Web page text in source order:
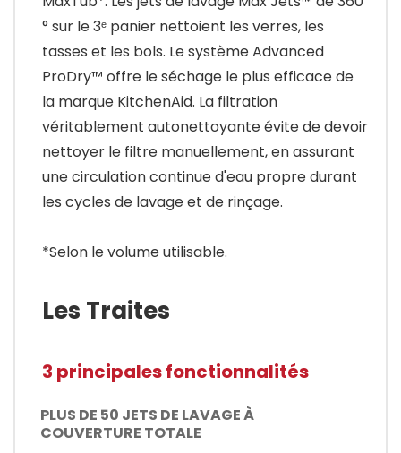
° sur le 3ᵉ panier nettoient les verres, les
tasses et les bols. Le système Advanced
ProDry™ offre le séchage le plus efficace de
la marque KitchenAid. La filtration
véritablement autonettoyante évite de devoir
nettoyer le filtre manuellement, en assurant
une circulation continue d'eau propre durant
les cycles de lavage et de rinçage.
*Selon le volume utilisable.
Les Traites
3 principales fonctionnalités
PLUS DE 50 JETS DE LAVAGE À
COUVERTURE TOTALE